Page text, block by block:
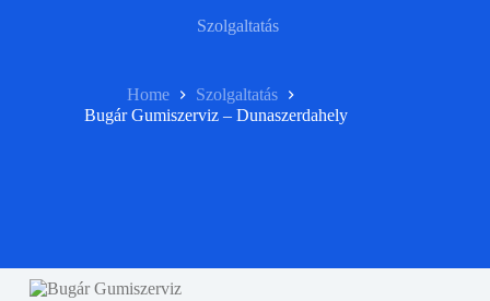
Szolgaltatás
Home
Szolgaltatás
Bugár Gumiszerviz – Dunaszerdahely